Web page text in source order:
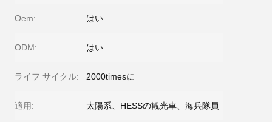
Oem: はい
ODM: はい
ライフ サイクル: 2000timesに
適用: 太陽系、HESSの観光車、海兵隊員